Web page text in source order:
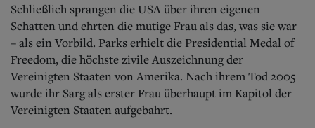
Schließlich sprangen die USA über ihren eigenen
Schatten und ehrten die mutige Frau als das, was sie war
– als ein Vorbild. Parks erhielt die Presidential Medal of
Freedom, die höchste zivile Auszeichnung der
Vereinigten Staaten von Amerika. Nach ihrem Tod 2005
wurde ihr Sarg als erster Frau überhaupt im Kapitol der
Vereinigten Staaten aufgebahrt.